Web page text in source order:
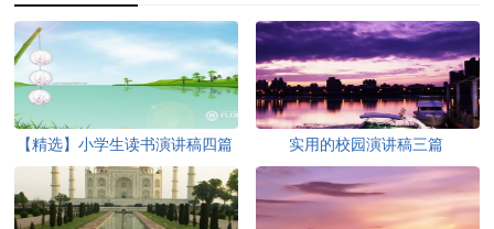
【精选】小学生读书演讲稿四篇 实用的校园演讲稿三篇